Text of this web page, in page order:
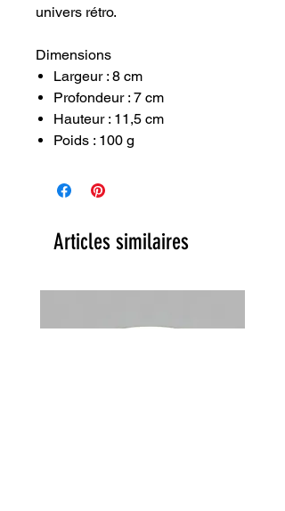
univers rétro.
Dimensions
Largeur : 8 cm
Profondeur : 7 cm
Hauteur : 11,5 cm
Poids : 100 g
Articles similaires